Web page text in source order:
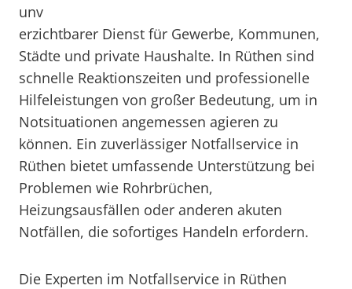
unv
erzichtbarer Dienst für Gewerbe, Kommunen,
Städte und private Haushalte. In Rüthen sind
schnelle Reaktionszeiten und professionelle
Hilfeleistungen von großer Bedeutung, um in
Notsituationen angemessen agieren zu
können. Ein zuverlässiger Notfallservice in
Rüthen bietet umfassende Unterstützung bei
Problemen wie Rohrbrüchen,
Heizungsausfällen oder anderen akuten
Notfällen, die sofortiges Handeln erfordern.
Die Experten im Notfallservice in Rüthen